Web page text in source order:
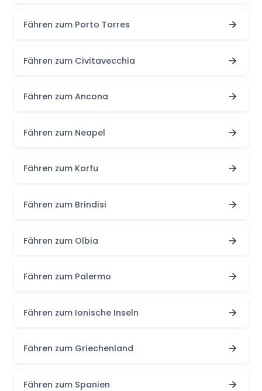
Fähren zum Porto Torres
Fähren zum Civitavecchia
Fähren zum Ancona
Fähren zum Neapel
Fähren zum Korfu
Fähren zum Brindisi
Fähren zum Olbia
Fähren zum Palermo
Fähren zum Ionische Inseln
Fähren zum Griechenland
Fähren zum Spanien